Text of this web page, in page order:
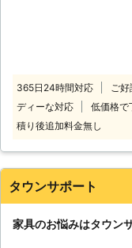
365日24時間対応 ご
ディーな対応
低価格で
積り後追加料金無し
タウンサポート
家具のお悩みはタウン